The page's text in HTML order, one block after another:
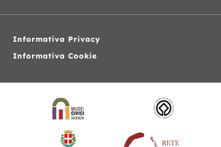
Informativa Privacy
Informativa Cookie